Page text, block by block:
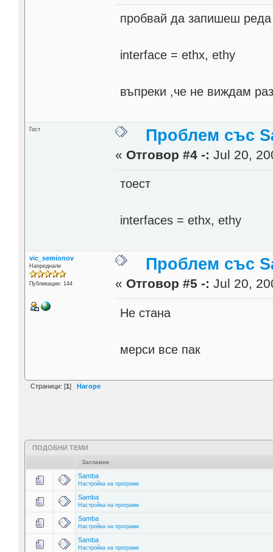
пробвай да запишеш реда
interface = ethx, ethy
въпреки ,че не виждам
Гост Проблем със
« Отговор #4 -: Jul 20,
тоест
interfaces = ethx, ethy
vic_semionov
Напреднали
Публикации: 144
Проблем със
« Отговор #5 -: Jul 20,
Не стана
мерси все пак
Страници: [1] Нагоре
ПОДОБНИ ТЕМИ
Заглавие
Samba
Настройка на програми
Samba
Настройка на програми
Samba
Настройка на програми
Samba
Настройка на програми